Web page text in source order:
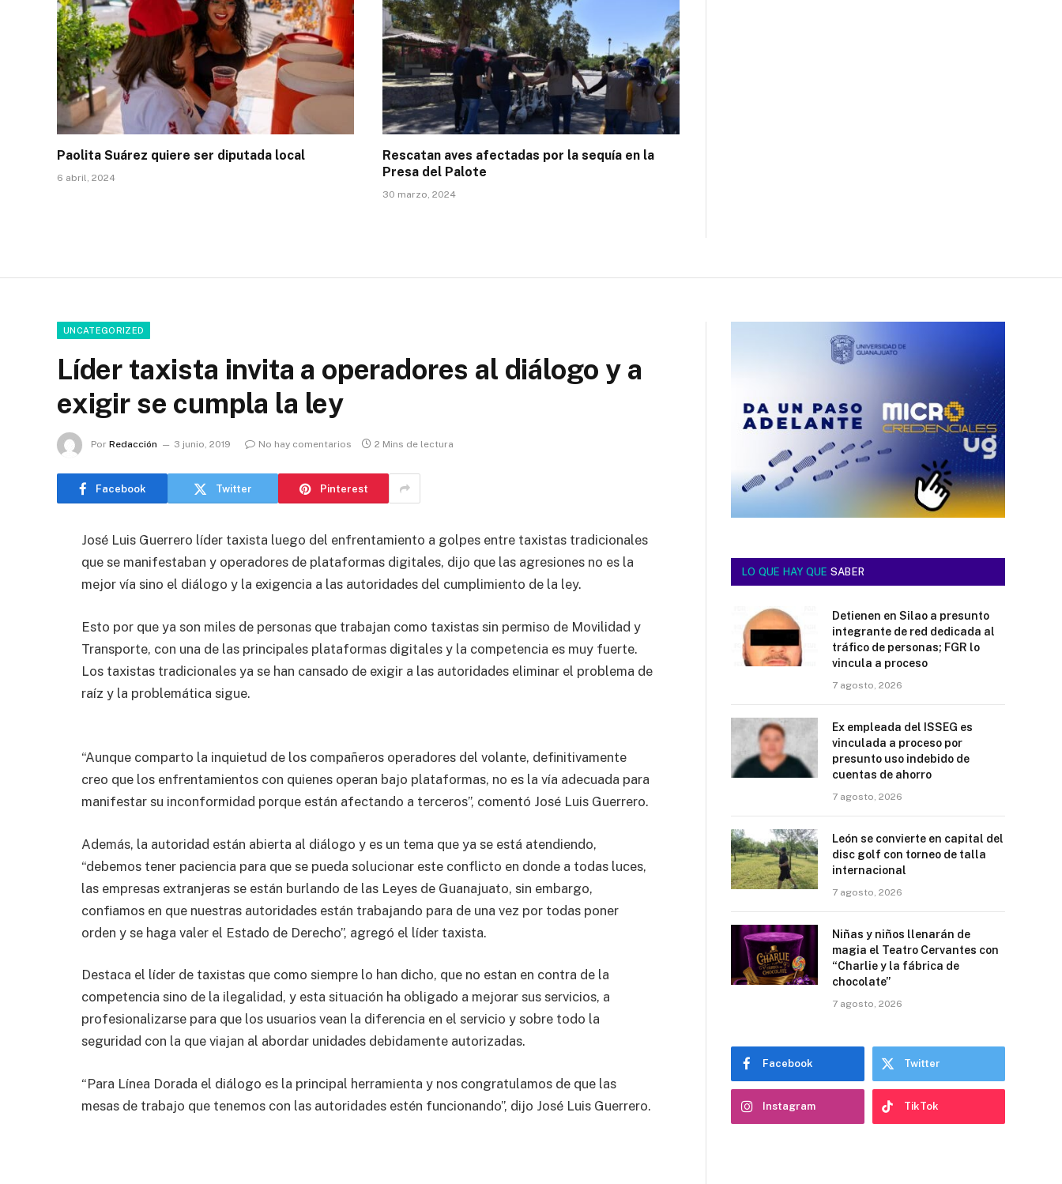
Paolita Suárez quiere ser diputada local
6 abril, 2024
Rescatan aves afectadas por la sequía en la
Presa del Palote
30 marzo, 2024
UNCATEGORIZED
Líder taxista invita a operadores al diálogo y a
exigir se cumpla la ley
Por Redacción 3 junio, 2019 No hay comentarios 2 Mins de lectura
Facebook Twitter Pinterest
José Luis Guerrero líder taxista luego del enfrentamiento a golpes entre taxistas tradicionales
que se manifestaban y operadores de plataformas digitales, dijo que las agresiones no es la
mejor vía sino el diálogo y la exigencia a las autoridades del cumplimiento de la ley.
Esto por que ya son miles de personas que trabajan como taxistas sin permiso de Movilidad y
Transporte, con una de las principales plataformas digitales y la competencia es muy fuerte.
Los taxistas tradicionales ya se han cansado de exigir a las autoridades eliminar el problema de
raíz y la problemática sigue.
“Aunque comparto la inquietud de los compañeros operadores del volante, definitivamente
creo que los enfrentamientos con quienes operan bajo plataformas, no es la vía adecuada para
manifestar su inconformidad porque están afectando a terceros”, comentó José Luis Guerrero.
Además, la autoridad están abierta al diálogo y es un tema que ya se está atendiendo,
“debemos tener paciencia para que se pueda solucionar este conflicto en donde a todas luces,
las empresas extranjeras se están burlando de las Leyes de Guanajuato, sin embargo,
confiamos en que nuestras autoridades están trabajando para de una vez por todas poner
orden y se haga valer el Estado de Derecho”, agregó el líder taxista.
Destaca el líder de taxistas que como siempre lo han dicho, que no estan en contra de la
competencia sino de la ilegalidad, y esta situación ha obligado a mejorar sus servicios, a
profesionalizarse para que los usuarios vean la diferencia en el servicio y sobre todo la
seguridad con la que viajan al abordar unidades debidamente autorizadas.
“Para Línea Dorada el diálogo es la principal herramienta y nos congratulamos de que las
mesas de trabajo que tenemos con las autoridades estén funcionando”, dijo José Luis Guerrero.
LO QUE HAY QUE SABER
Detienen en Silao a presunto
integrante de red dedicada al
tráfico de personas; FGR lo
vincula a proceso
7 agosto, 2026
Ex empleada del ISSEG es
vinculada a proceso por
presunto uso indebido de
cuentas de ahorro
7 agosto, 2026
León se convierte en capital del
disc golf con torneo de talla
internacional
7 agosto, 2026
Niñas y niños llenarán de
magia el Teatro Cervantes con
“Charlie y la fábrica de
chocolate”
7 agosto, 2026
Facebook Twitter
Instagram TikTok